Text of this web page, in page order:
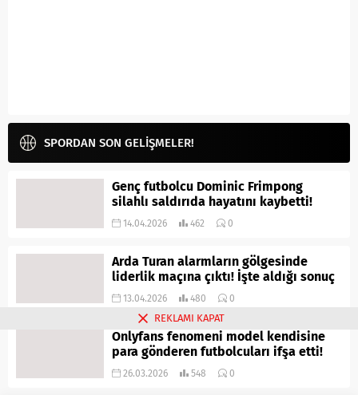
SPORDAN SON GELİŞMELER!
Genç futbolcu Dominic Frimpong
silahlı saldırıda hayatını kaybetti!
14.04.2026 462 0
Arda Turan alarmların gölgesinde
liderlik maçına çıktı! İşte aldığı sonuç
13.04.2026 480 0
Onlyfans fenomeni model kendisine
para gönderen futbolcuları ifşa etti!
26.03.2026 548 0
REKLAMI KAPAT